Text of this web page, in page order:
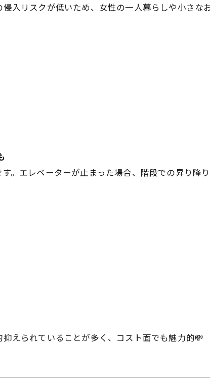
入リスクが低いため、女性の一人暮らしや小さな
。エレベーターが止まった場合、階段での昇り降
えられていることが多く、コスト面でも魅力的💸